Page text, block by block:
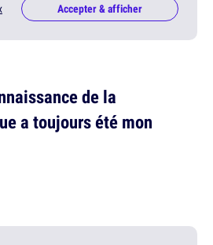
Accepter & afficher
de la
a toujours été mon